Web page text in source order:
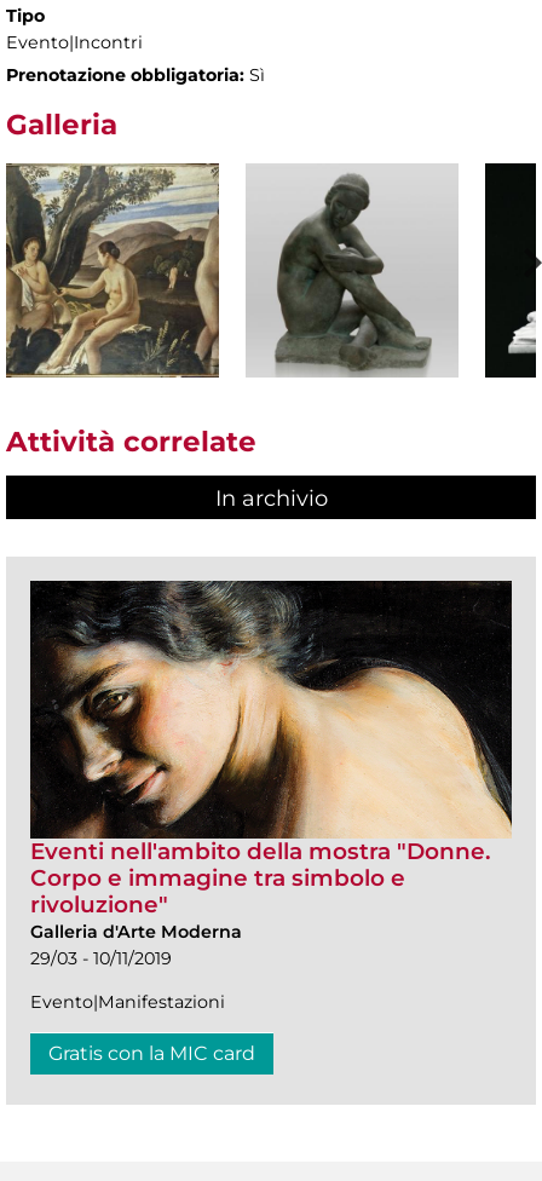
Tipo
Evento|Incontri
Prenotazione obbligatoria: Sì
Galleria
Attività correlate
In archivio
Eventi nell'ambito della mostra "Donne.
Corpo e immagine tra simbolo e
rivoluzione"
Galleria d'Arte Moderna
29/03 - 10/11/2019
Evento|Manifestazioni
Gratis con la MIC card